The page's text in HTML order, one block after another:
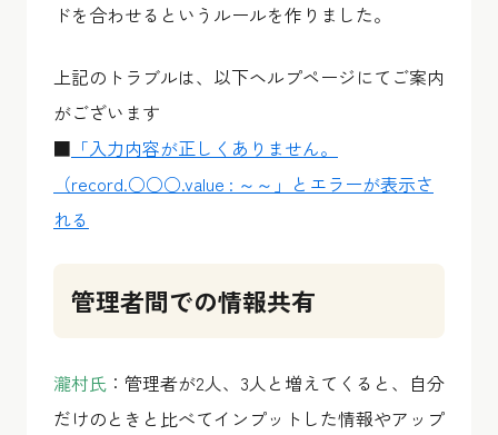
ドを合わせるというルールを作りました。
上記のトラブルは、以下ヘルプページにてご案内
がございます
■ 「入力内容が正しくありません。
（record.○○○.value : ～～」とエラーが表示さ
れる
管理者間での情報共有
瀧村氏 ：管理者が2人、3人と増えてくると、自分
だけのときと比べてインプットした情報やアップ